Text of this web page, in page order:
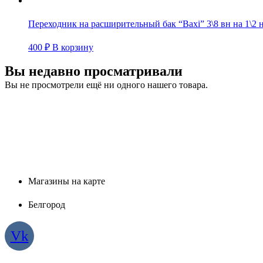
Переходник на расширительный бак “Baxi” 3\8 вн на 1\2
400 ₽ В корзину
Вы недавно просматривали
Вы не просмотрели ещё ни одного нашего товара.
Магазины на карте
Белгород
Vk